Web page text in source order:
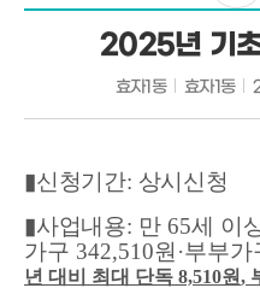
2025년 기
효자1동 효자1동
▮신청기간: 상시신청
▮사업내용: 만 65세 이
가구 342,510원 ·부부가
년 대비 최대 단독 8,510원,